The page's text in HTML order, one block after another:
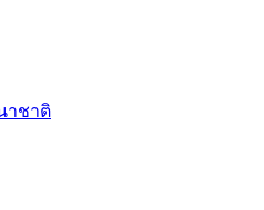
าชาติ